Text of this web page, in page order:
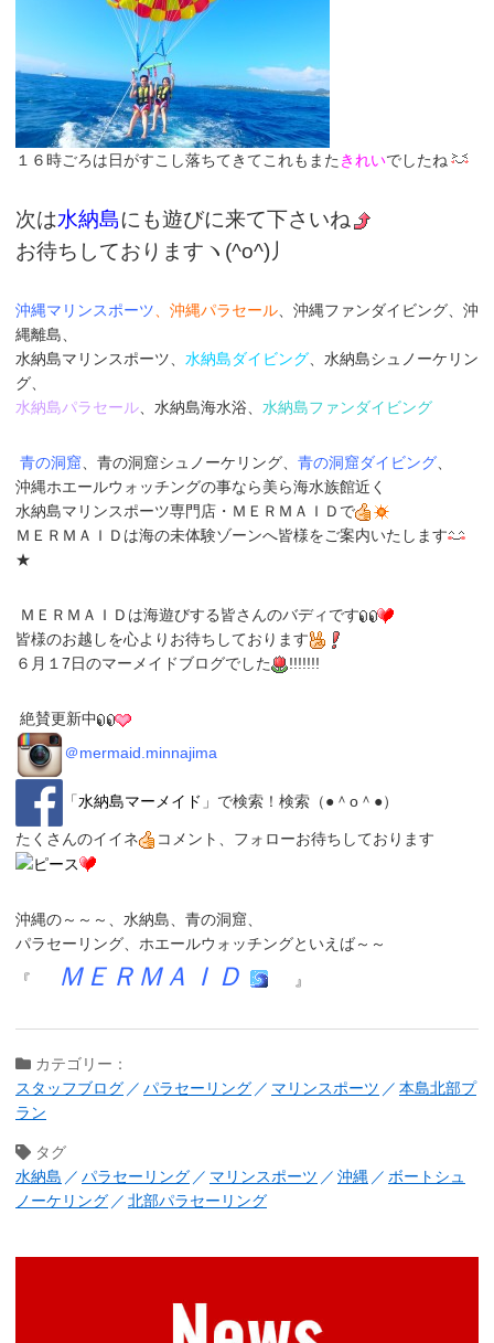
１６時ごろは日がすこし落ちてきてこれもまた きれいでしたね
次は水納島にも遊びに来て下さいね
お待ちしておりますヽ(^o^)丿
沖縄マリンスポーツ 、沖縄パラセール 、沖縄ファンダイビング、沖
縄離島、
水納島マリンスポーツ、 水納島ダイビング 、水納島シュノーケリン
グ、
水納島パラセール 、水納島海水浴、 水納島ファンダイビング
青の洞窟 、青の洞窟シュノーケリング、 青の洞窟ダイビング
沖縄ホエールウォッチングの事なら美ら海水族館近く
水納島マリンスポーツ専門店 ・ ＭＥＲＭＡＩＤ で
ＭＥＲＭＡＩＤは海の未体験ゾーンへ皆様をご案内いたします
★
ＭＥＲＭＡＩＤは海遊びする皆さんのバディです
皆様のお越しを心よりお待ちしております
６月１7日のマーメイドブログでした
!!!!!!!
絶賛更新中
＠mermaid.minnajima
「水納島マーメイド 」 で検索！検索（●＾o＾●）
たくさんのイイネ コメント、フォローお待ちしております
沖縄の～～～、 水納島 青の洞窟
パラセーリング
ホエールウォッチングといえば～～
『 ＭＥＲＭＡＩＤ 』
カテゴリー：
スタッフブログ
パラセーリング マリンスポーツ
本島北部プ
ラン
タグ
水納島
パラセーリング マリンスポーツ 沖縄
ボートシュ
ノーケリング
北部パラセーリング